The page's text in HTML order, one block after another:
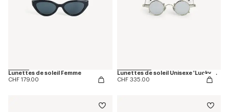
Lunettes de soleil Femme
CHF 179.00
Lunettes de soleil Unisexe 'Lucky Me'
CHF 335.00